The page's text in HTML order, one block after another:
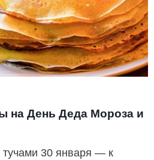
на День Деда Мороза и
тучами 30 января — к